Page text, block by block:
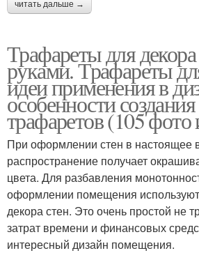
читать дальше →
Трафареты для
руками. Трафареты
идеи применения в
особенности
трафаретов (105 фото
При оформлении стен в настоящее
распространение получает
цвета. Для разбавления
оформлении помещения
декора стен. Это очень простой не
затрат времени и финансовых
интересный дизайн помещения.